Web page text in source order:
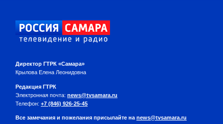
Директор ГТРК «Самара»
Крылова Елена Леонидовна
Редакция ГТРК
Электронная почта: news@tvsamara.ru
Телефон: +7 (846) 926-25-45
Все замечания и пожелания присылайте на news@tvsamara.ru